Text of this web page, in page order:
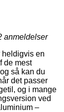
anmeldelser
heldigvis en
de mest
så kan du
det passer
og i mange
ved
–